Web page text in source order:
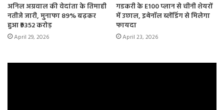
अनिल अग्रवाल की वेदांता के तिमाही
नतीजे जारी, मुनाफा 89% बढ़कर
हुआ ₹9352 करोड़
April 29, 2026
गडकरी के E100 प्लान से चीनी शेयरों
में उछाल, इथेनॉल ब्लेंडिंग से मिलेगा
फायदा
April 23, 2026